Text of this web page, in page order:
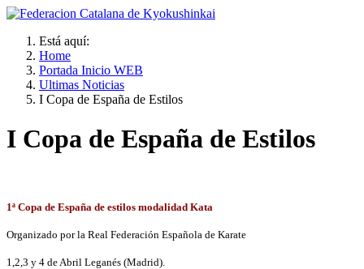
Está aquí:
Home
Portada Inicio WEB
Ultimas Noticias
I Copa de España de Estilos
I Copa de España de Estilos
1ª Copa de España de estilos modalidad Kata
Organizado por la Real Federación Española de Karate
1,2,3 y 4 de Abril Leganés (Madrid).